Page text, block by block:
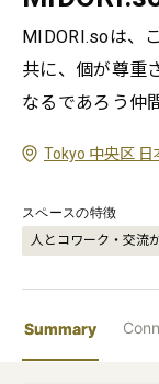
MIDORI.soは、
共に、個が尊重
なるであろう仲
Tokyo 中央区
スペースの特徴
人とコワーク・交流
Summary